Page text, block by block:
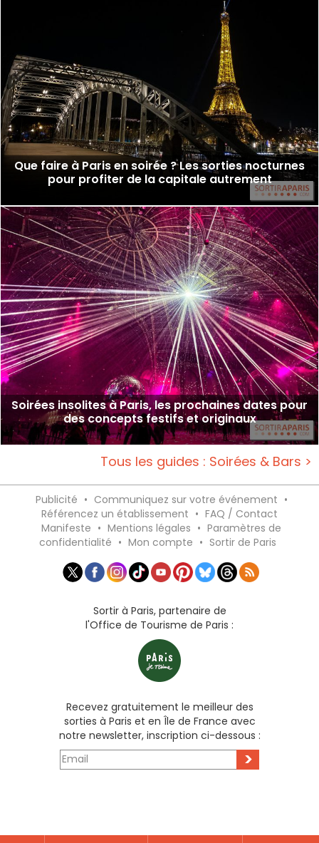
Que faire à Paris en soirée ? Les sorties nocturnes
pour profiter de la capitale autrement
Soirées insolites à Paris, les prochaines dates pour
des concepts festifs et originaux
Tous les guides : Soirées & Bars >
Publicité • Communiquez sur votre événement •
Référencez un établissement • FAQ / Contact
Manifeste • Mentions légales • Paramètres de
confidentialité • Mon compte • Sortir de Paris
Sortir à Paris, partenaire de
l'Office de Tourisme de Paris :
Recevez gratuitement le meilleur des
sorties à Paris et en Île de France avec
notre newsletter, inscription ci-dessous :
>